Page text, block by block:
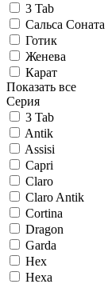
3 Tab
Сальса Соната
Готик
Женева
Карат
Показать все
Серия
3 Tab
Antik
Assisi
Capri
Claro
Claro Antik
Cortina
Dragon
Garda
Hex
Hexa